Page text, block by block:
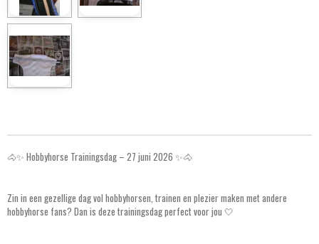
🐴✨ Hobbyhorse Trainingsdag – 27 juni 2026 ✨🐴
Zin in een gezellige dag vol hobbyhorsen, trainen en plezier maken met andere
hobbyhorse fans? Dan is deze trainingsdag perfect voor jou 🤍